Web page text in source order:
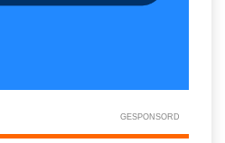
GESPONSORD